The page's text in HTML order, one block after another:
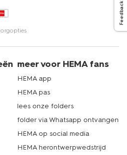
meer voor HEMA fans
HEMA app
HEMA pas
lees onze folders
folder via Whatsapp ontvangen
HEMA op social media
HEMA herontwerpwedstrijd
Feedback